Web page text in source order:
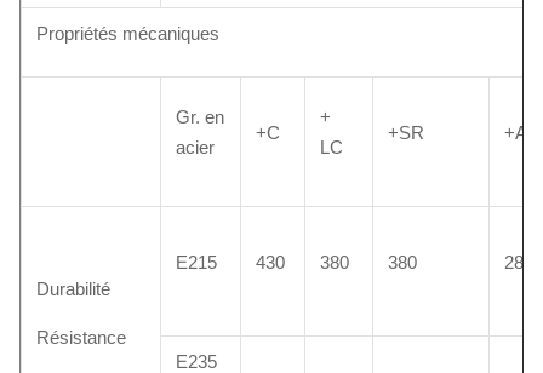
Propriétés mécaniques
Gr. en
acier
+C
+
LC
+SR +A
Durabilité
Résistance
E215 430 380 380 280
E235